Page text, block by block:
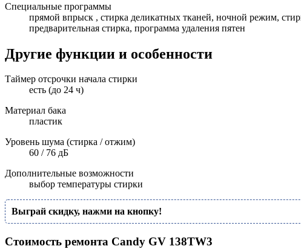
Специальные программы
прямой впрыск , стирка деликатных тканей, ночной режим,
предварительная стирка, программа удаления пятен
Другие функции и особенности
Таймер отсрочки начала стирки
есть (до 24 ч)
Материал бака
пластик
Уровень шума (стирка / отжим)
60 / 76 дБ
Дополнительные возможности
выбор температуры стирки
Выграй скидку, нажми на кнопку!
Стоимость ремонта Candy GV 138TW3